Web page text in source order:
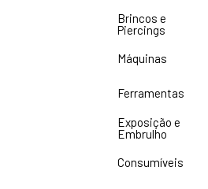
Brincos e
Piercings
Máquinas
Ferramentas
Exposição e
Embrulho
Consumíveis